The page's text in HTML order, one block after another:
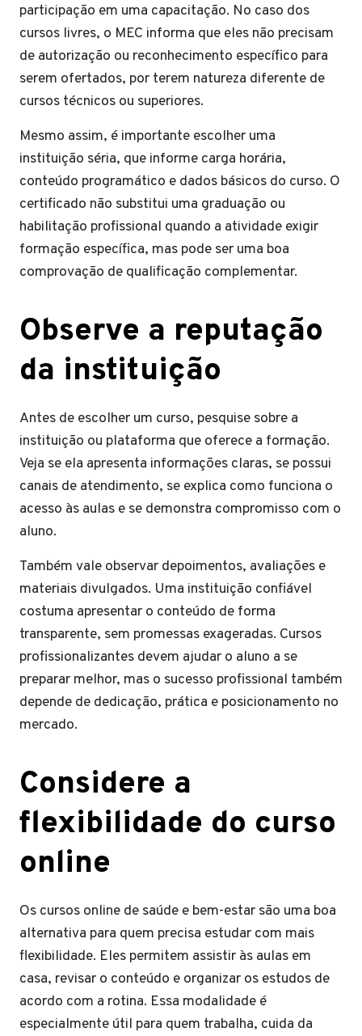
participação em uma capacitação. No caso dos
cursos livres, o MEC informa que eles não precisam
de autorização ou reconhecimento específico para
serem ofertados, por terem natureza diferente de
cursos técnicos ou superiores.
Mesmo assim, é importante escolher uma
instituição séria, que informe carga horária,
conteúdo programático e dados básicos do curso. O
certificado não substitui uma graduação ou
habilitação profissional quando a atividade exigir
formação específica, mas pode ser uma boa
comprovação de qualificação complementar.
Observe a reputação
da instituição
Antes de escolher um curso, pesquise sobre a
instituição ou plataforma que oferece a formação.
Veja se ela apresenta informações claras, se possui
canais de atendimento, se explica como funciona o
acesso às aulas e se demonstra compromisso com o
aluno.
Também vale observar depoimentos, avaliações e
materiais divulgados. Uma instituição confiável
costuma apresentar o conteúdo de forma
transparente, sem promessas exageradas. Cursos
profissionalizantes devem ajudar o aluno a se
preparar melhor, mas o sucesso profissional também
depende de dedicação, prática e posicionamento no
mercado.
Considere a
flexibilidade do curso
online
Os cursos online de saúde e bem-estar são uma boa
alternativa para quem precisa estudar com mais
flexibilidade. Eles permitem assistir às aulas em
casa, revisar o conteúdo e organizar os estudos de
acordo com a rotina. Essa modalidade é
especialmente útil para quem trabalha, cuida da